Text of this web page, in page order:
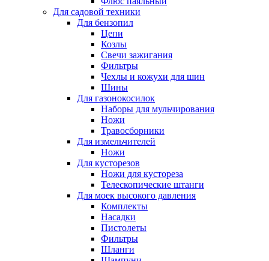
Для садовой техники
Для бензопил
Цепи
Козлы
Свечи зажигания
Фильтры
Чехлы и кожухи для шин
Шины
Для газонокосилок
Наборы для мульчирования
Ножи
Травосборники
Для измельчителей
Ножи
Для кусторезов
Ножи для кустореза
Телескопические штанги
Для моек высокого давления
Комплекты
Насадки
Пистолеты
Фильтры
Шланги